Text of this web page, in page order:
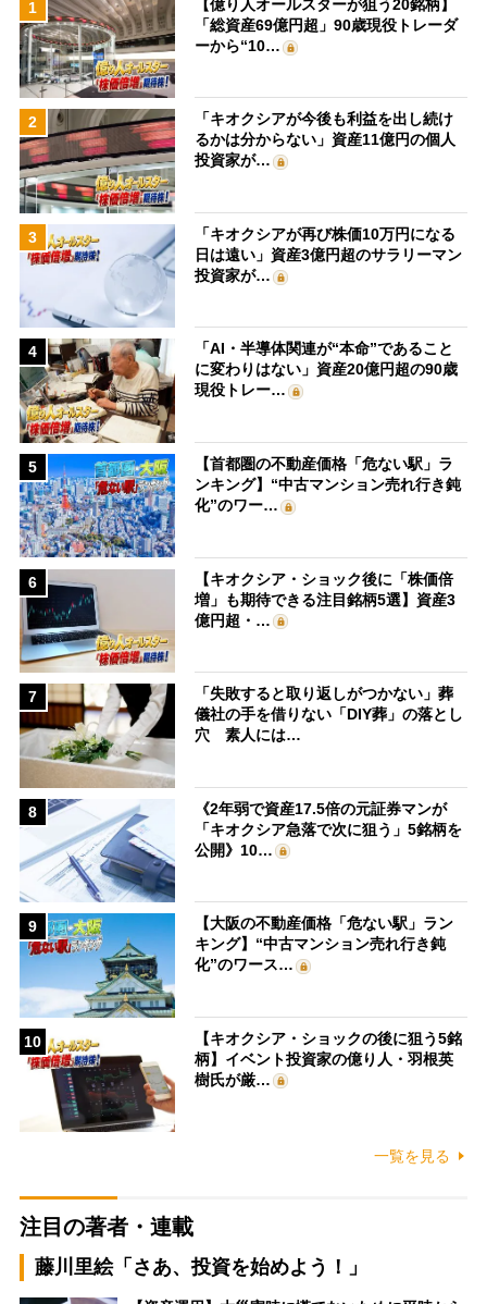
1
【億り人オールスターが狙う20銘柄】
「総資産69億円超」90歳現役トレーダ
ーから“10…
2
「キオクシアが今後も利益を出し続け
るかは分からない」資産11億円の個人
投資家が…
3
「キオクシアが再び株価10万円になる
日は遠い」資産3億円超のサラリーマン
投資家が…
4
「AI・半導体関連が“本命”であること
に変わりはない」資産20億円超の90歳
現役トレー…
5
【首都圏の不動産価格「危ない駅」ラ
ンキング】“中古マンション売れ行き鈍
化”のワー…
6
【キオクシア・ショック後に「株価倍
増」も期待できる注目銘柄5選】資産3
億円超・…
7
「失敗すると取り返しがつかない」葬
儀社の手を借りない「DIY葬」の落とし
穴 素人には…
8
《2年弱で資産17.5倍の元証券マンが
「キオクシア急落で次に狙う」5銘柄を
公開》10…
9
【大阪の不動産価格「危ない駅」ラン
キング】“中古マンション売れ行き鈍
化”のワース…
10
【キオクシア・ショックの後に狙う5銘
柄】イベント投資家の億り人・羽根英
樹氏が厳…
一覧を見る
注目の著者・連載
藤川里絵「さあ、投資を始めよう！」